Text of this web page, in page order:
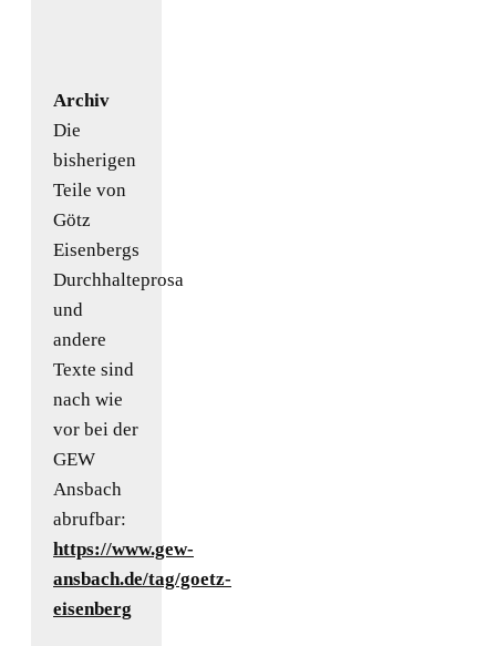
Archiv
Die
bisherigen
Teile von
Götz
Eisenbergs
Durchhalteprosa
und
andere
Texte sind
nach wie
vor bei der
GEW
Ansbach
abrufbar:
https://www.gew-
ansbach.de/tag/goetz-
eisenberg